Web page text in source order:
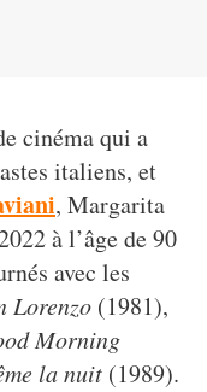
cinéma qui a
italiens, et
, Margarita
à l’âge de 90
avec les
Lorenzo (1981),
Morning
la nuit (1989).